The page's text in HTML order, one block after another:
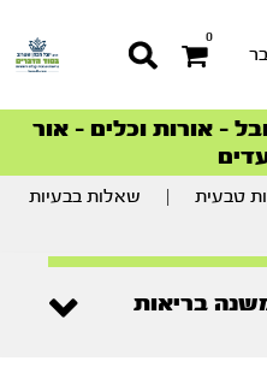
0
– דרך המלך
– אורות וכלים – אור
הטבעית >
– דרך המלך
טבעית
שאלות בבעיות
בריאות